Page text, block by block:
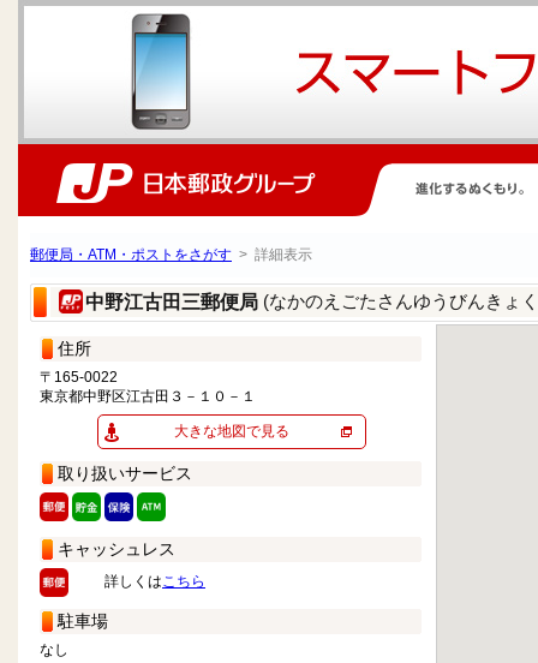
郵便局・ATM・ポストをさがす > 詳細表示
中野江古田三郵便局 (なかのえごたさんゆうびんきょ
住所
〒165-0022
東京都中野区江古田３－１０－１
大きな地図で見る
取り扱いサービス
キャッシュレス
詳しくはこちら
駐車場
なし